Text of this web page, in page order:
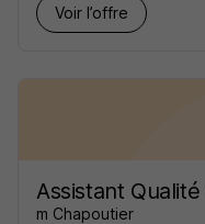
Voir l’offre
Assistant
m Chapoutier